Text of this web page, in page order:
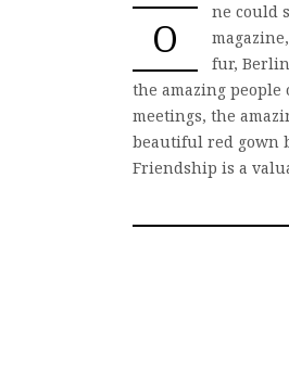
O
ne could
fur,
the amazing
meetings, the
beautiful red gown
Friendship is a